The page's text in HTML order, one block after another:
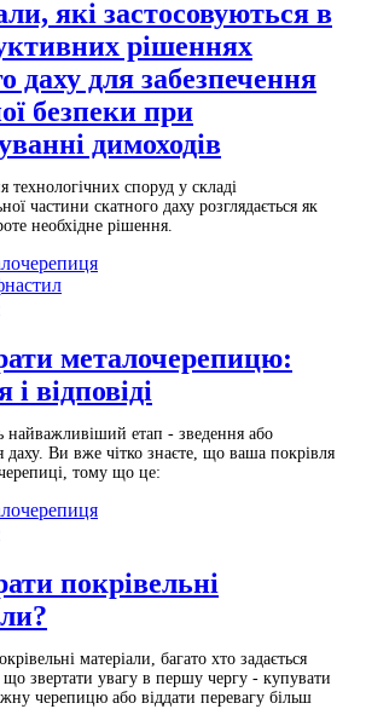
які застосовуються в
рішеннях
даху для забезпечення
безпеки при
димоходів
технологічних споруд у складі
частини скатного даху розглядається як
необхідне рішення.
металочерепицю:
відповіді
найважливіший етап - зведення або
даху. Ви вже чітко знаєте, що ваша покрівля
тому що це:
покрівельні
матеріали, багато хто задається
звертати увагу в першу чергу - купувати
черепицю або віддати перевагу більш